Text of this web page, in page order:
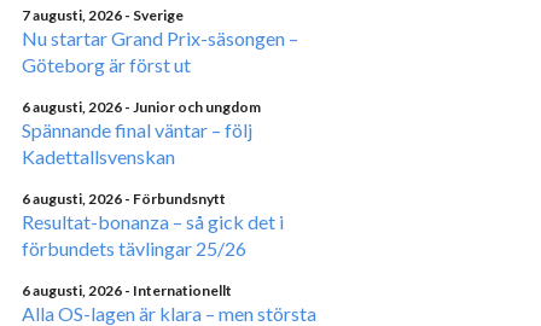
7 augusti, 2026 - Sverige
Nu startar Grand Prix-säsongen –
Göteborg är först ut
6 augusti, 2026 - Junior och ungdom
Spännande final väntar – följ
Kadettallsvenskan
6 augusti, 2026 - Förbundsnytt
Resultat-bonanza – så gick det i
förbundets tävlingar 25/26
6 augusti, 2026 - Internationellt
Alla OS-lagen är klara – men största